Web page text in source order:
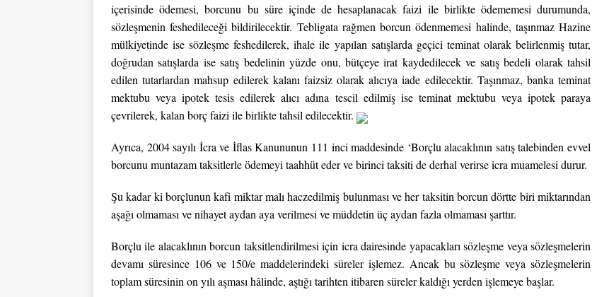
içerisinde ödemesi, borcunu bu süre içinde de hesaplanacak faizi ile birlikte ödememesi durumunda,
sözleşmenin feshedileceği bildirilecektir. Tebligata rağmen borcun ödenmemesi halinde, taşınmaz Hazine
mülkiyetinde ise sözleşme feshedilerek, ihale ile yapılan satışlarda geçici teminat olarak belirlenmiş tutar,
doğrudan satışlarda ise satış bedelinin yüzde onu, bütçeye irat kaydedilecek ve satış bedeli olarak tahsil
edilen tutarlardan mahsup edilerek kalanı faizsiz olarak alıcıya iade edilecektir. Taşınmaz, banka teminat
mektubu veya ipotek tesis edilerek alıcı adına tescil edilmiş ise teminat mektubu veya ipotek paraya
çevrilerek, kalan borç faizi ile birlikte tahsil edilecektir.
Ayrıca, 2004 sayılı İcra ve İflas Kanununun 111 inci maddesinde ‘Borçlu alacaklının satış talebinden evvel
borcunu muntazam taksitlerle ödemeyi taahhüt eder ve birinci taksiti de derhal verirse icra muamelesi durur.
Şu kadar ki borçlunun kafi miktar malı haczedilmiş bulunması ve her taksitin borcun dörtte biri miktarından
aşağı olmaması ve nihayet aydan aya verilmesi ve müddetin üç aydan fazla olmaması şarttır.
Borçlu ile alacaklının borcun taksitlendirilmesi için icra dairesinde yapacakları sözleşme veya sözleşmelerin
devamı süresince 106 ve 150/e maddelerindeki süreler işlemez. Ancak bu sözleşme veya sözleşmelerin
toplam süresinin on yılı aşması hâlinde, aştığı tarihten itibaren süreler kaldığı yerden işlemeye başlar.